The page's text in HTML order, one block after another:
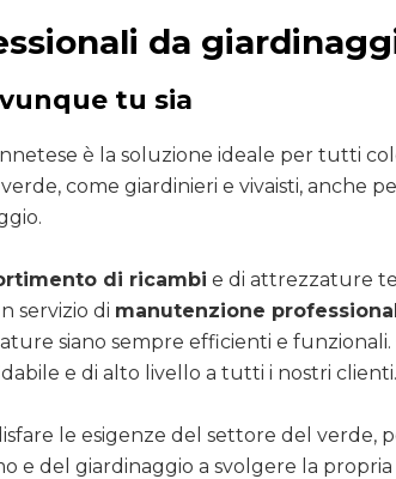
da
tu sia
è la soluzione ideale per tutti
come giardinieri e vivaisti, anche
di ricambi e di attrezzature
servizio di manutenzione
siano sempre efficienti e
e di alto livello a tutti i nostri clienti.
le esigenze del settore del verde,
e del giardinaggio a svolgere la propria